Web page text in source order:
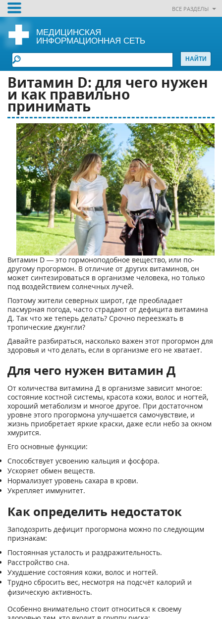
ВСЕ РАЗДЕЛЫ
МЕДИЦИНСКАЯ
ИНФОРМАЦИОННАЯ СЕТЬ
Витамин D: для чего нужен
и как правильно
принимать
Витамин D — это гормоноподобное вещество, или по-
другому прогормон. В отличие от других витаминов, он
может синтезироваться в организме человека, но только
под воздействием солнечных лучей.
Поэтому жители северных широт, где преобладает
пасмурная погода, часто страдают от дефицита витамина
Д. Так что же теперь делать? Срочно переезжать в
тропические джунгли?
Давайте разбираться, насколько важен этот прогормон для
здоровья и что делать, если в организме его не хватает.
Для чего нужен витамин Д
От количества витамина Д в организме зависит многое:
состояние костной системы, красота кожи, волос и ногтей,
хороший метаболизм и многое другое. При достаточном
уровне этого прогормона улучшается самочувствие, и
жизнь приобретает яркие краски, даже если небо за окном
хмурится.
Его основные функции:
Способствует усвоению кальция и фосфора.
Ускоряет обмен веществ.
Нормализует уровень сахара в крови.
Укрепляет иммунитет.
Как определить недостаток
Заподозрить дефицит прогормона можно по следующим
признакам:
Постоянная усталость и раздражительность.
Расстройство сна.
Ухудшение состояния кожи, волос и ногтей.
Трудно сбросить вес, несмотря на подсчёт калорий и
физическую активность.
Особенно внимательно стоит относиться к своему